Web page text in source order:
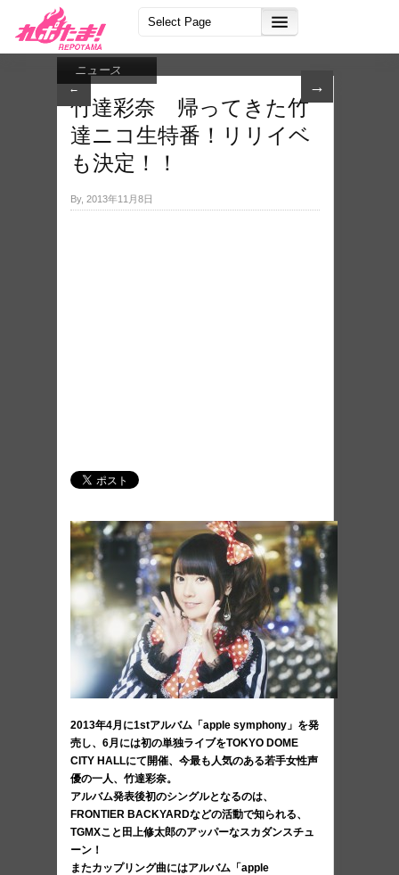
← →
ニュース
竹達彩奈 帰ってきた竹
達ニコ生​特番！リリイベ
も決定​！！
By, 2013年11月8日
2013年4月に1stアルバム「apple symphony」を発
売し、6月には初の単独ライブをTOKYO DOME
CITY HALLにて開催、今最も人気のある若手女性声
優の一人、竹達彩奈。
アルバム発表後初のシングルとなるのは、
FRONTIER BACKYARDなどの活動で知られる、
TGMXこと田上修太郎のアッパーなスカダンスチュ
ーン！
またカップリング曲にはアルバム「apple